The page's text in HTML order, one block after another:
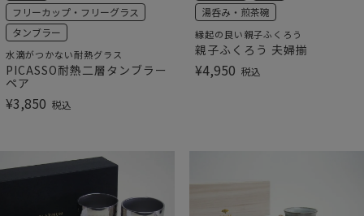
フリーカップ・フリーグラス
タンブラー
水滴がつかない耐熱グラス
PICASSO耐熱二層タンブラー
ペア
¥3,850 税込
湯呑み・煎茶碗
縁起の良い親子ふくろう
親子ふくろう 夫婦揃
¥4,950 税込